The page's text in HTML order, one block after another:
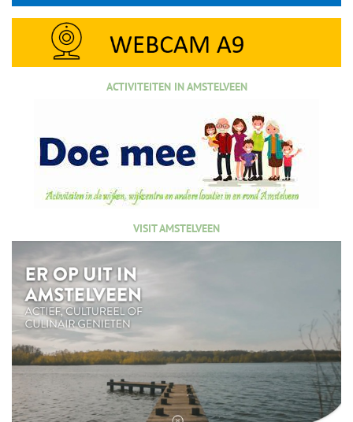
ACTIVITEITEN IN AMSTELVEEN
VISIT AMSTELVEEN